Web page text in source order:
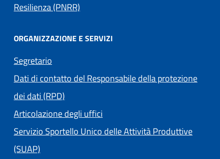
Resilienza (PNRR)
ORGANIZZAZIONE E SERVIZI
Segretario
Dati di contatto del Responsabile della protezione
dei dati (RPD)
Articolazione degli uffici
Servizio Sportello Unico delle Attività Produttive
(SUAP)